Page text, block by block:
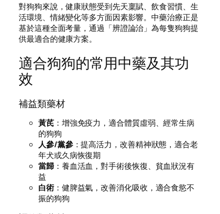
對狗狗來說，健康狀態受到先天稟賦、飲食習慣、生
活環境、情緒變化等多方面因素影響。中藥治療正是
基於這種全面考量，通過「辨證論治」為每隻狗狗提
供最適合的健康方案。
適合狗狗的常用中藥及其功
效
補益類藥材
黃芪：增強免疫力，適合體質虛弱、經常生病
的狗狗
人參/黨參：提高活力，改善精神狀態，適合老
年犬或久病恢復期
當歸：養血活血，對手術後恢復、貧血狀況有
益
白術：健脾益氣，改善消化吸收，適合食慾不
振的狗狗